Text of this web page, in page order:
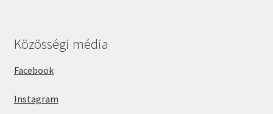
Közösségi média
Facebook
Instagram